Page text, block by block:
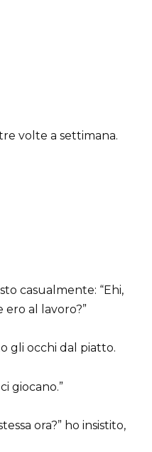
volte a settimana.
casualmente: “Ehi,
ero al lavoro?”
gli occhi dal piatto.
giocano.”
ora?” ho insistito,